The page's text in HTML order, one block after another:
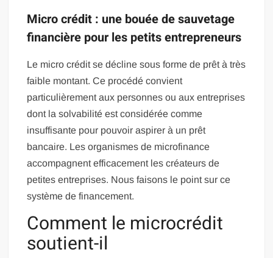
Micro crédit : une bouée de sauvetage
financière pour les petits entrepreneurs
Le micro crédit se décline sous forme de prêt à très
faible montant. Ce procédé convient
particulièrement aux personnes ou aux entreprises
dont la solvabilité est considérée comme
insuffisante pour pouvoir aspirer à un prêt
bancaire. Les organismes de microfinance
accompagnent efficacement les créateurs de
petites entreprises. Nous faisons le point sur ce
système de financement.
Comment le microcrédit
soutient-il